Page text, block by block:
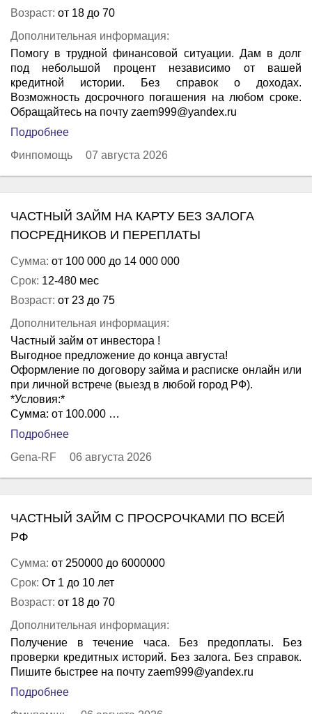
Возраст: от 18 до 70
Дополнительная информация:
Помогу в трудной финансовой ситуации. Дам в долг
под небольшой процент независимо от вашей
кредитной истории. Без справок о доходах.
Возможность досрочного погашения на любом сроке.
Обращайтесь на почту zaem999@yandex.ru
Подробнее
Финпомощь
07 августа 2026
ЧАСТНЫЙ ЗАЙМ НА КАРТУ БЕЗ ЗАЛОГА
ПОСРЕДНИКОВ И ПЕРЕПЛАТЫ
Сумма: от 100 000 до 14 000 000
Срок: 12-480 мес
Возраст: от 23 до 75
Дополнительная информация:
Частный займ от инвестора !
Выгодное предложение до конца августа!
Оформление по договору займа и расписке онлайн или
при личной встрече (выезд в любой город РФ).
*Условия:*
Сумма: от 100.000 …
Подробнее
Gena-RF
06 августа 2026
ЧАСТНЫЙ ЗАЙМ С ПРОСРОЧКАМИ ПО ВСЕЙ
РФ
Сумма: от 250000 до 6000000
Срок: От 1 до 10 лет
Возраст: от 18 до 70
Дополнительная информация:
Получение в течение часа. Без предоплаты. Без
проверки кредитных историй. Без залога. Без справок.
Пишите быстрее на почту zaem999@yandex.ru
Подробнее